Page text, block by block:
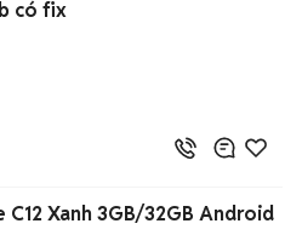
có fix
C12 Xanh 3GB/32GB Android